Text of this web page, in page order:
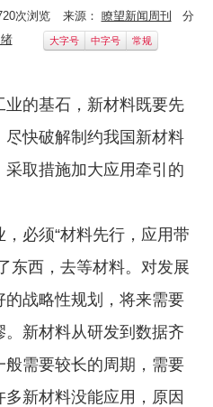
次浏览 来源： 瞭望新闻周刊
分
大字号 中字号 常规
的基石，新材料既要先
快破解制约我国新材料
取措施加大应用牵引的
必须“材料先行，应用带
东西，去等材料。对发展
战略性规划，将来需要
新材料从研发到数据齐
需要较长的周期，需要
新材料没能应用，原因